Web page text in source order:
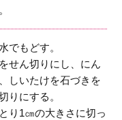
でもどす。
せん切りにし、にん
しいたけを石づきを
りにする。
り1㎝の大きさに切っ